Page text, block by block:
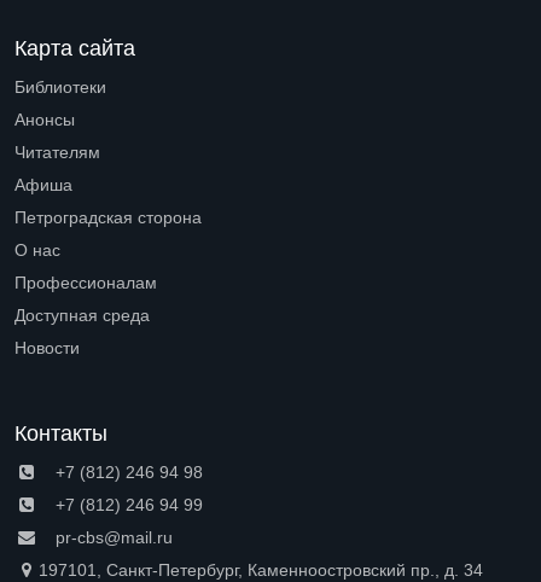
Карта сайта
Библиотеки
Анонсы
Читателям
Афиша
Петроградская сторона
О нас
Профессионалам
Доступная среда
Новости
Контакты
+7 (812) 246 94 98
+7 (812) 246 94 99
pr-cbs@mail.ru
197101, Санкт-Петербург, Каменноостровский пр., д. 34